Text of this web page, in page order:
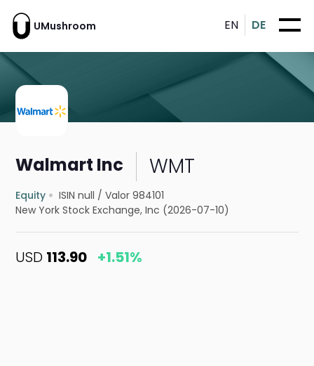
UMushroom EN DE
Walmart Inc WMT
Equity ISIN null /Valor 984101
New York Stock Exchange, Inc (2026-07-10)
USD 113.90 +1.51%